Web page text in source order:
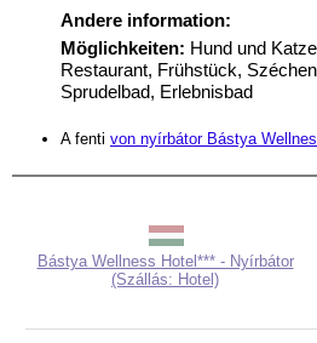
Andere information:
Möglichkeiten: Hund und
Restaurant, Frühstück,
Sprudelbad, Erlebnisbad
A fenti von nyírbátor Bástya
Bástya Wellness Hotel*** - Nyírbátor
(Szállás: Hotel)